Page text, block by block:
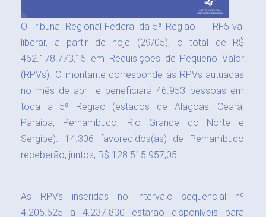
O Tribunal Regional Federal da 5ª Região – TRF5 vai
liberar, a partir de hoje (29/05), o total de R$
462.178.773,15 em Requisições de Pequeno Valor
(RPVs). O montante corresponde às RPVs autuadas
no mês de abril e beneficiará 46.953 pessoas em
toda a 5ª Região (estados de Alagoas, Ceará,
Paraíba, Pernambuco, Rio Grande do Norte e
Sergipe). 14.306 favorecidos(as) de Pernambuco
receberão, juntos, R$ 128.515.957,05.
As RPVs inseridas no intervalo sequencial nº
4.205.625 a 4.237.830 estarão disponíveis para